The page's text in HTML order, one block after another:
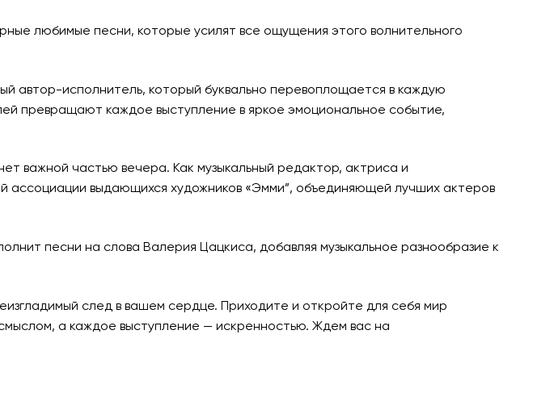
любимые песни, которые усилят все ощущения этого волнительного
автор-исполнитель, который буквально перевоплощается в каждую
превращают каждое выступление в яркое эмоциональное событие,
важной частью вечера. Как музыкальный редактор, актриса и
ассоциации выдающихся художников «Эмми”, объединяющей лучших актеров
песни на слова Валерия Цацкиса, добавляя музыкальное разнообразие к
след в вашем сердце. Приходите и откройте для себя мир
а каждое выступление — искренностью. Ждем вас на